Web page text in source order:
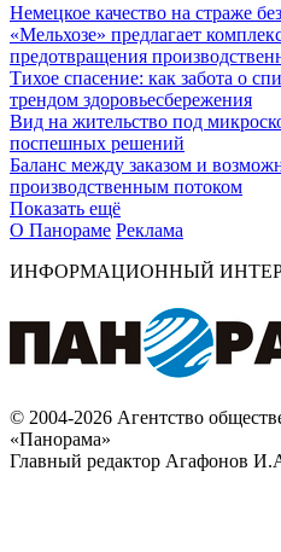
Немецкое качество на страже
«Мельхозе» предлагает
предотвращения
Тихое спасение: как забота о
трендом здоровьесбережения
Вид на жительство под
поспешных решений
Баланс между заказом и
производственным потоком
Показать ещё
О Панораме Реклама
ИНФОРМАЦИОННЫЙ
© 2004-2026 Агентство
«Панорама»
Главный редактор Агафонов